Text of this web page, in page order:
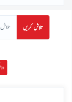
تلاش کریں
پچھلی آیت »